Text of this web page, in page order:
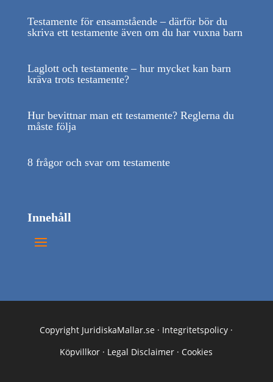
Testamente för ensamstående – därför bör du
skriva ett testamente även om du har vuxna barn
Laglott och testamente – hur mycket kan barn
kräva trots testamente?
Hur bevittnar man ett testamente? Reglerna du
måste följa
8 frågor och svar om testamente
Innehåll
Copyright JuridiskaMallar.se · Integritetspolicy ·
Köpvillkor · Legal Disclaimer ·Cookies